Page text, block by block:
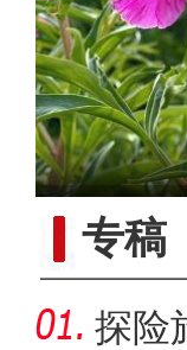
专稿
探险